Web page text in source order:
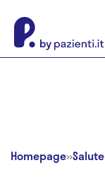
Homepage»Salute